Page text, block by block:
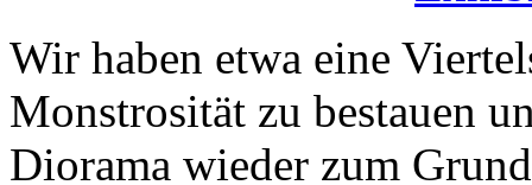
Wir haben etwa eine
Monstrosität zu bestauen
Diorama wieder zum